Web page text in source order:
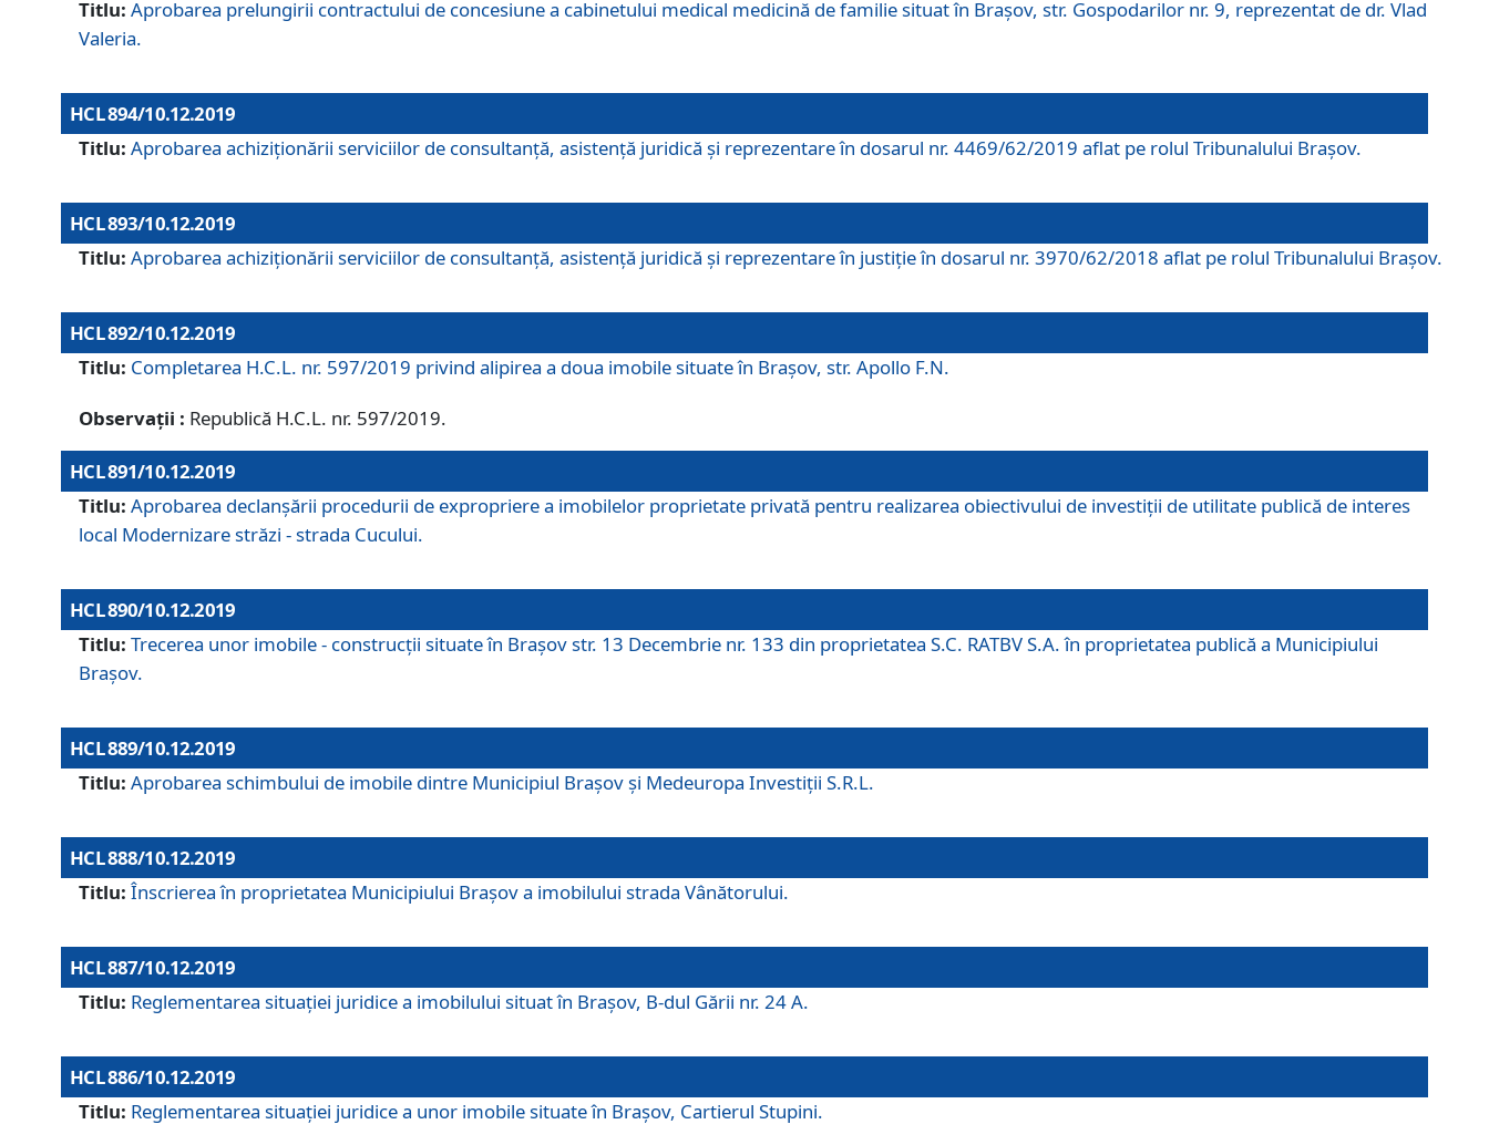
Titlu: Aprobarea prelungirii contractului de concesiune a cabinetului medical medicină de familie situat în Braşov, str. Gospodarilor nr. 9, reprezentat de dr. Vlad
Valeria.
HCL 894/10.12.2019
Titlu: Aprobarea achiziţionării serviciilor de consultanţă, asistenţă juridică şi reprezentare în dosarul nr. 4469/62/2019 aflat pe rolul Tribunalului Braşov.
HCL 893/10.12.2019
Titlu: Aprobarea achiziţionării serviciilor de consultanţă, asistenţă juridică şi reprezentare în justiţie în dosarul nr. 3970/62/2018 aflat pe rolul Tribunalului Braşov.
HCL 892/10.12.2019
Titlu: Completarea H.C.L. nr. 597/2019 privind alipirea a doua imobile situate în Brașov, str. Apollo F.N.
Observații : Republică H.C.L. nr. 597/2019.
HCL 891/10.12.2019
Titlu: Aprobarea declanșării procedurii de expropriere a imobilelor proprietate privată pentru realizarea obiectivului de investiții de utilitate publică de interes
local Modernizare străzi - strada Cucului.
HCL 890/10.12.2019
Titlu: Trecerea unor imobile - construcții situate în Brașov str. 13 Decembrie nr. 133 din proprietatea S.C. RATBV S.A. în proprietatea publică a Municipiului
Brașov.
HCL 889/10.12.2019
Titlu: Aprobarea schimbului de imobile dintre Municipiul Brașov și Medeuropa Investiții S.R.L.
HCL 888/10.12.2019
Titlu: Înscrierea în proprietatea Municipiului Braşov a imobilului strada Vânătorului.
HCL 887/10.12.2019
Titlu: Reglementarea situației juridice a imobilului situat în Brașov, B-dul Gării nr. 24 A.
HCL 886/10.12.2019
Titlu: Reglementarea situaţiei juridice a unor imobile situate în Braşov, Cartierul Stupini.